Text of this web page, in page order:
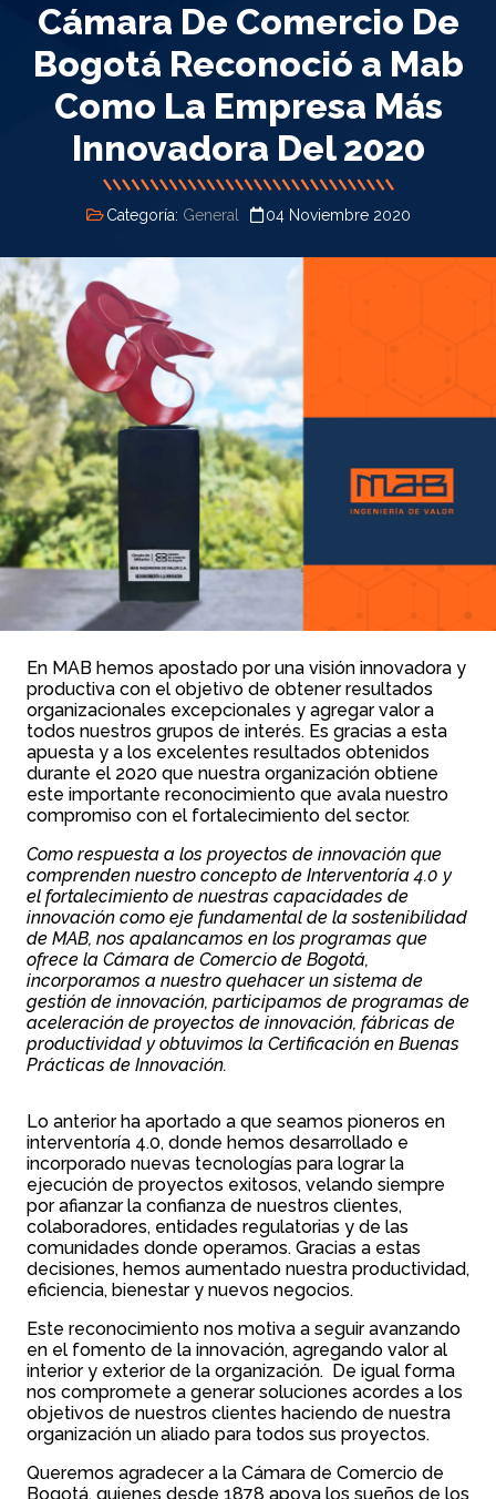
Cámara De Comercio De
Bogotá Reconoció a Mab
Como La Empresa Más
Innovadora Del 2020
Categoría: General 04 Noviembre 2020
En MAB hemos apostado por una visión innovadora y
productiva con el objetivo de obtener resultados
organizacionales excepcionales y agregar valor a
todos nuestros grupos de interés. Es gracias a esta
apuesta y a los excelentes resultados obtenidos
durante el 2020 que nuestra organización obtiene
este importante reconocimiento que avala nuestro
compromiso con el fortalecimiento del sector.
Como respuesta a los proyectos de innovación que
comprenden nuestro concepto de Interventoría 4.0 y
el fortalecimiento de nuestras capacidades de
innovación como eje fundamental de la sostenibilidad
de MAB, nos apalancamos en los programas que
ofrece la Cámara de Comercio de Bogotá,
incorporamos a nuestro quehacer un sistema de
gestión de innovación, participamos de programas de
aceleración de proyectos de innovación, fábricas de
productividad y obtuvimos la Certificación en Buenas
Prácticas de Innovación.
Lo anterior ha aportado a que seamos pioneros en
interventoría 4.0, donde hemos desarrollado e
incorporado nuevas tecnologías para lograr la
ejecución de proyectos exitosos, velando siempre
por afianzar la confianza de nuestros clientes,
colaboradores, entidades regulatorias y de las
comunidades donde operamos. Gracias a estas
decisiones, hemos aumentado nuestra productividad,
eficiencia, bienestar y nuevos negocios.
Este reconocimiento nos motiva a seguir avanzando
en el fomento de la innovación, agregando valor al
interior y exterior de la organización. De igual forma
nos compromete a generar soluciones acordes a los
objetivos de nuestros clientes haciendo de nuestra
organización un aliado para todos sus proyectos.
Queremos agradecer a la Cámara de Comercio de
Bogotá, quienes desde 1878 apoya los sueños de los